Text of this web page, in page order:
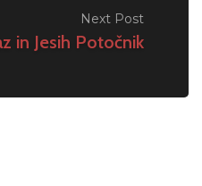
Next Post
in Jesih Potočnik